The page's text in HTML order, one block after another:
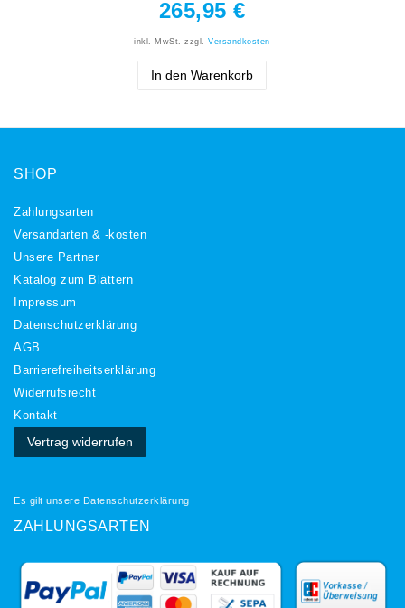
265,95 €
inkl. MwSt. zzgl.Versandkosten
In den Warenkorb
SHOP
Zahlungsarten
Versandarten & -kosten
Unsere Partner
Katalog zum Blättern
Impressum
Daten­schutz­erklärung
AGB
Barrierefreiheitserklärung
Widerrufs­recht
Kontakt
Vertrag widerrufen
Es gilt unsere Datenschutzerklärung
ZAHLUNGSARTEN